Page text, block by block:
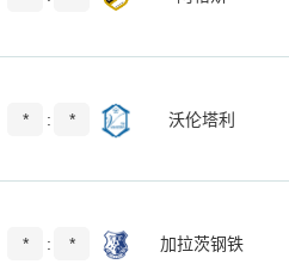
* : * 沃伦塔利
* : * 加拉茨钢铁